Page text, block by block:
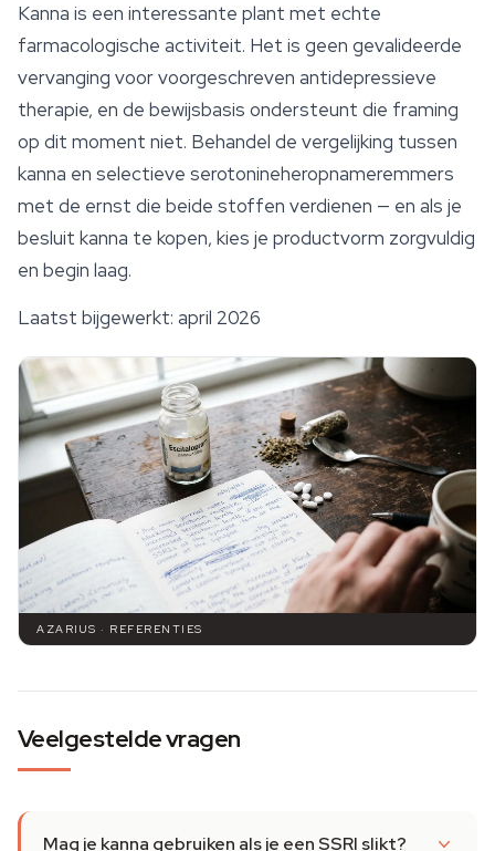
Kanna is een interessante plant met echte
farmacologische activiteit. Het is geen gevalideerde
vervanging voor voorgeschreven antidepressieve
therapie, en de bewijsbasis ondersteunt die framing
op dit moment niet. Behandel de vergelijking tussen
kanna en selectieve serotonineheropnameremmers
met de ernst die beide stoffen verdienen — en als je
besluit kanna te kopen, kies je productvorm zorgvuldig
en begin laag.
Laatst bijgewerkt: april 2026
AZARIUS · REFERENTIES
Veelgestelde vragen
Mag je kanna gebruiken als je een SSRI slikt?